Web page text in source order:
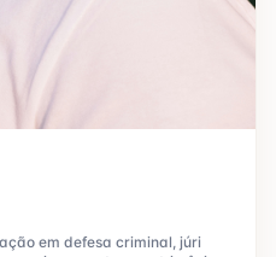
em defesa criminal, júri